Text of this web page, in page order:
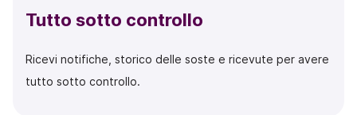
Tutto sotto controllo
Ricevi notifiche, storico delle soste e ricevute per avere
tutto sotto controllo.